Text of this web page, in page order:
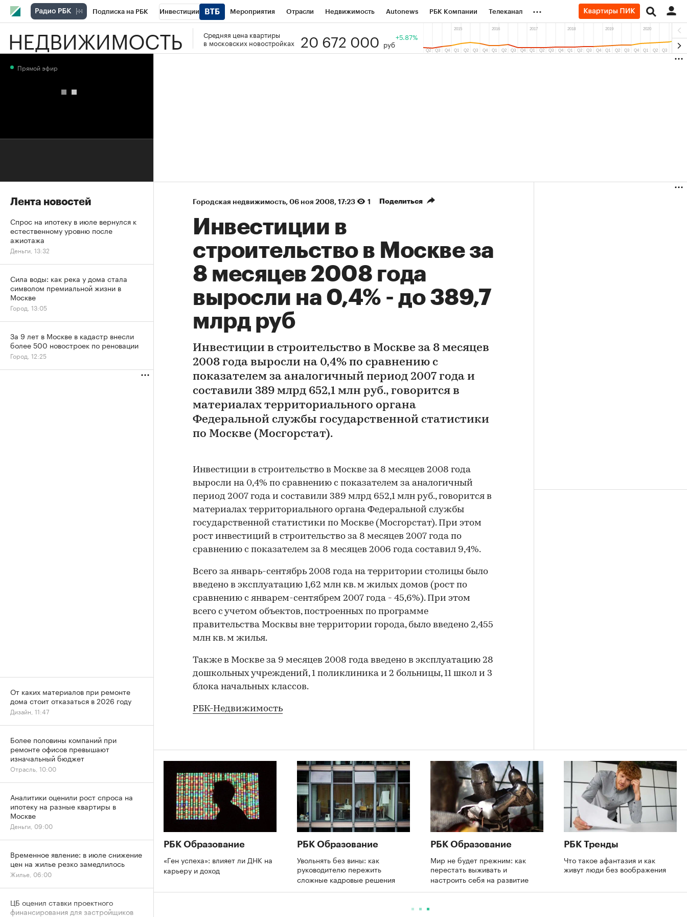
Подписка на РБК Инвестиции Мероприятия Отрасли Недвижимость Autonews РБК Компании Телеканал
РБК Вино Спорт Школа управления РБК РБК Образование Тренды
...
НЕДВИЖИМОСТЬ
Средняя цена квартиры
в московских новостройках
20 672 000 руб
+5.87%
Городская недвижимость⁠, 06 ноя 2008, 17:23 1 Поделиться
Инвестиции в
строительство в Москве за
8 месяцев 2008 года
выросли на 0,4% - до 389,7
млрд руб
Инвестиции в строительство в Москве за 8 месяцев
2008 года выросли на 0,4% по сравнению с
показателем за аналогичный период 2007 года и
составили 389 млрд 652,1 млн руб., говорится в
материалах территориального органа
Федеральной службы государственной статистики
по Москве (Мосгорстат).
Инвестиции в строительство в Москве за 8 месяцев 2008 года
выросли на 0,4% по сравнению с показателем за аналогичный
период 2007 года и составили 389 млрд 652,1 млн руб., говорится в
материалах территориального органа Федеральной службы
государственной статистики по Москве (Мосгорстат). При этом
рост инвестиций в строительство за 8 месяцев 2007 года по
сравнению с показателем за 8 месяцев 2006 года составил 9,4%.
Всего за январь-сентябрь 2008 года на территории столицы было
введено в эксплуатацию 1,62 млн кв. м жилых домов (рост по
сравнению с январем-сентябрем 2007 года - 45,6%). При этом
всего с учетом объектов, построенных по программе
правительства Москвы вне территории города, было введено 2,455
млн кв. м жилья.
Также в Москве за 9 месяцев 2008 года введено в эксплуатацию 28
дошкольных учреждений, 1 поликлиника и 2 больницы, 11 школ и 3
блока начальных классов.
РБК-Недвижимость
РБК Образование
«Ген успеха»: влияет ли ДНК на
карьеру и доход
РБК Образование
Увольнять без вины: как
руководителю пережить
сложные кадровые решения
РБК Образование
Мир не будет прежним: как
перестать выживать и
настроить себя на развитие
РБК Тренды
Что такое афантазия и как
живут люди без воображения
Прямой эфир
Лента новостей
Спрос на ипотеку в июле вернулся к
естественному уровню после
ажиотажа
Деньги, 13:32
Сила воды: как река у дома стала
символом премиальной жизни в
Москве
Город, 13:05
За 9 лет в Москве в кадастр внесли
более 500 новостроек по реновации
Город, 12:25
От каких материалов при ремонте
дома стоит отказаться в 2026 году
Дизайн, 11:47
Более половины компаний при
ремонте офисов превышают
изначальный бюджет
Отрасль, 10:00
Аналитики оценили рост спроса на
ипотеку на разные квартиры в
Москве
Деньги, 09:00
Временное явление: в июле снижение
цен на жилье резко замедлилось
Жилье, 06:00
ЦБ оценил ставки проектного
финансирования для застройщиков